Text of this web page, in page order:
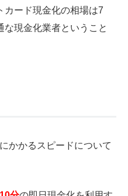
カード現金化の相場は7
現金化業者ということ
かかるスピードについて